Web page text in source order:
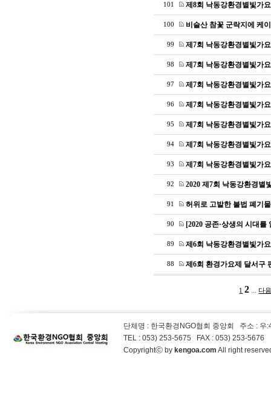
101 제8회 낙동강환경별빛가
100 비슬산 참꽃 군락지에 케
99 제7회 낙동강환경별빛가
98 제7회 낙동강환경별빛가
97 제7회 낙동강환경별빛가
96 제7회 낙동강환경별빛가
95 제7회 낙동강환경별빛가
94 제7회 낙동강환경별빛가
93 제7회 낙동강환경별빛가
92 2020 제7회 낙동강환경별
91 허위로 고발한 불법 폐기
90 [2020 공존·상생의 시대
89 제6회 낙동강환경별빛가
88 제6회 환경가요제 달서구
1 2 ... 다
단체명 : 한국환경NGO협회 중앙회 주소 : 우
TEL : 053) 253-5675 FAX : 053) 253-5676
Copyrightⓒ by kengoa.com All right